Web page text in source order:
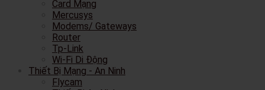
Card Mạng
Mercusys
Modems/ Gateways
Router
Tp-Link
Wi-Fi Di Động
Thiết Bị Mạng - An Ninh
Flycam